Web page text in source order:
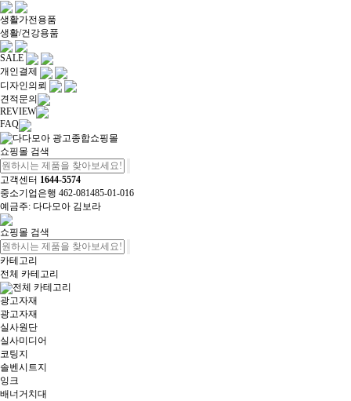
생활가전용품
생활/건강용품
SALE
개인결제
디자인의뢰
견적문의
REVIEW
FAQ
쇼핑몰 검색
고객센터 1644-5574
중소기업은행 462-081485-01-016
예금주: 다다모아 김보라
쇼핑몰 검색
카테고리
전체 카테고리
전체 카테고리
광고자재
광고자재
실사원단
실사미디어
코팅지
솔벤시트지
잉크
배너거치대